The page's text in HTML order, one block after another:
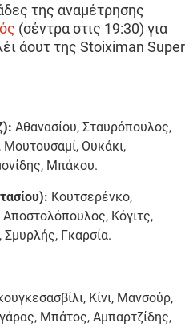
της αναμέτρησης
(σέντρα στις 19:30) για
άουτ της Stoiximan Super
Αθανασίου, Σταυρόπουλος,
Ουκάκι,
Μπάκου.
Κουτσερένκο,
Κόγιτς,
Γκαρσία.
Κίνι, Μανσούρ,
Μπάτος, Αμπαρτζίδης,